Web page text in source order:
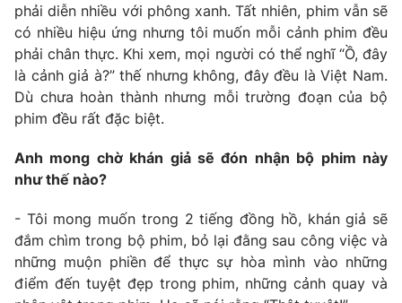
® Cấm sao chép dưới mọi hình thức nếu không có sự chấp
thông tin từ website này.
phải diễn nhiều với phông xanh. Tất nhiên, phim vẫn sẽ
có nhiều hiệu ứng nhưng tôi muốn mỗi cảnh phim đều
phải chân thực. Khi xem, mọi người có thể nghĩ “Ồ, đây
là cảnh giả à?” thế nhưng không, đây đều là Việt Nam.
Dù chưa hoàn thành nhưng mỗi trường đoạn của bộ
phim đều rất đặc biệt.
Anh mong chờ khán giả sẽ đón nhận bộ phim này
như thế nào?
- Tôi mong muốn trong 2 tiếng đồng hồ, khán giả sẽ
đắm chìm trong bộ phim, bỏ lại đằng sau công việc và
những muộn phiền để thực sự hòa mình vào những
điểm đến tuyệt đẹp trong phim, những cảnh quay và